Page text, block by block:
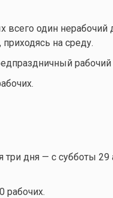
один нерабочий
на среду.
рабочий
дня — с субботы 29
рабочих.